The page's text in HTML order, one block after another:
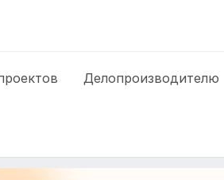
Делопроизводителю